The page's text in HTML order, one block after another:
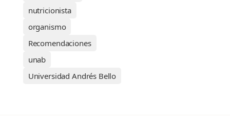
nutricionista
organismo
Recomendaciones
unab
Universidad Andrés Bello